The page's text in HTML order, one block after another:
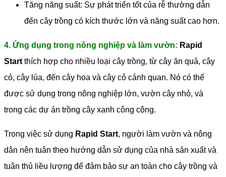
Tăng năng suất: Sự phát triển tốt của rễ thường dẫn
đến cây trồng có kích thước lớn và năng suất cao hơn.
4. Ứng dụng trong nông nghiệp và làm vườn: Rapid
Start thích hợp cho nhiều loại cây trồng, từ cây ăn quả, cây
cỏ, cây lúa, đến cây hoa và cây cỏ cảnh quan. Nó có thể
được sử dụng trong nông nghiệp lớn, vườn cây nhỏ, và
trong các dự án trồng cây xanh công cộng.
Trong việc sử dụng Rapid Start, người làm vườn và nông
dân nên tuân theo hướng dẫn sử dụng của nhà sản xuất và
tuân thủ liều lượng để đảm bảo sự an toàn cho cây trồng và